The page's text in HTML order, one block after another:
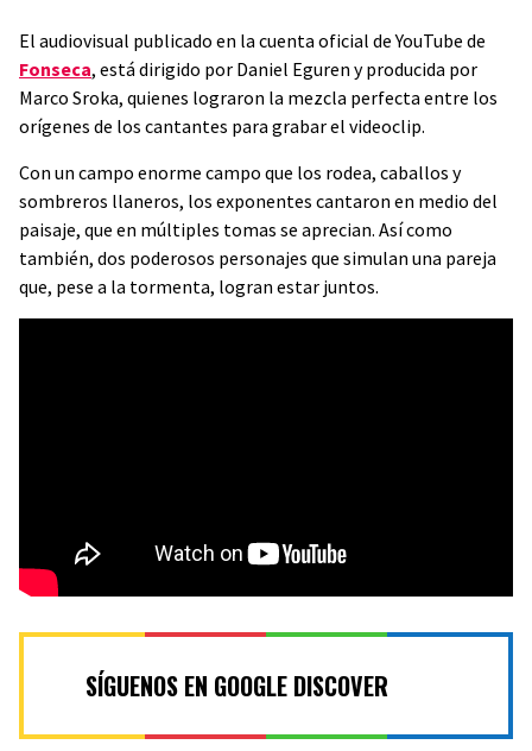
El audiovisual publicado en la cuenta oficial de YouTube de
Fonseca, está dirigido por Daniel Eguren y producida por
Marco Sroka, quienes lograron la mezcla perfecta entre los
orígenes de los cantantes para grabar el videoclip.
Con un campo enorme campo que los rodea, caballos y
sombreros llaneros, los exponentes cantaron en medio del
paisaje, que en múltiples tomas se aprecian. Así como
también, dos poderosos personajes que simulan una pareja
que, pese a la tormenta, logran estar juntos.
SÍGUENOS EN GOOGLE DISCOVER